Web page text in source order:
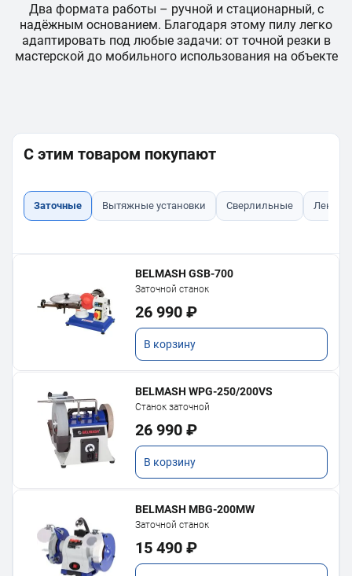
Два формата работы – ручной и стационарный, с
надёжным основанием. Благодаря этому пилу легко
адаптировать под любые задачи: от точной резки в
мастерской до мобильного использования на объекте
С этим товаром покупают
Заточные Вытяжные установки Сверлильные
BELMASH GSB-700
Заточной станок
26 990 ₽
В корзину
BELMASH WPG-250/200VS
Станок заточной
26 990 ₽
В корзину
BELMASH MBG-200MW
Заточной станок
15 490 ₽